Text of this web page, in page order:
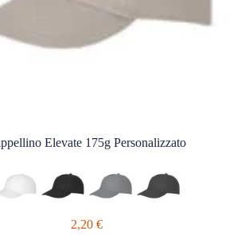
Elevate 175g Personalizzato
2,20 €